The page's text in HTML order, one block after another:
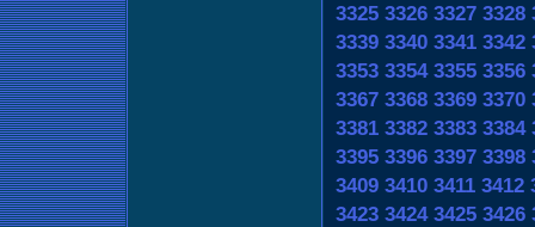
3325 3326 3327 3328
3339 3340 3341 3342
3353 3354 3355 3356
3367 3368 3369 3370
3381 3382 3383 3384
3395 3396 3397 3398
3409 3410 3411 3412
3423 3424 3425 3426